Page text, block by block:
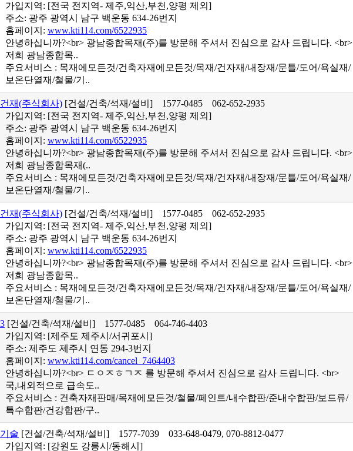
가입지역: [전국 전지역- 제주,익산,부천,양평 제외]
주소: 광주 광역시 남구 백운동 634-26번지
홈페이지: www.kti114.com/6522935
안녕하십니까?<br> 광남종합목재(주)를 방문해 주셔서 진심으로 감사 드립니다. <br>
저희 광남종합목..
주요서비스 : 목재에모든것/건축자재에모든것/목재/건자재/내장재/문틀/도어/욕실재/
보온단열재/철물/기..
재(주식회사) [건설/건축/석재/설비] 1577-0485
062-652-2935
가입지역: [전국 전지역- 제주,익산,부천,양평 제외]
주소: 광주 광역시 남구 백운동 634-26번지
홈페이지: www.kti114.com/6522935
안녕하십니까?<br> 광남종합목재(주)를 방문해 주셔서 진심으로 감사 드립니다. <br>
저희 광남종합목재(..
주요서비스 : 목재에모든것/건축자재에모든것/목재/건자재/내장재/문틀/도어/욕실재/
보온단열재/철물/기..
재(주식회사) [건설/건축/석재/설비] 1577-0485
062-652-2935
가입지역: [전국 전지역- 제주,익산,부천,양평 제외]
주소: 광주 광역시 남구 백운동 634-26번지
홈페이지: www.kti114.com/6522935
안녕하십니까?<br> 광남종합목재(주)를 방문해 주셔서 진심으로 감사 드립니다. <br>
저희 광남종합목..
주요서비스 : 목재에모든것/건축자재에모든것/목재/건자재/내장재/문틀/도어/욕실재/
보온단열재/철물/기..
[건설/건축/석재/설비] 1577-0485
064-746-4403
가입지역: [제주도 제주시/서귀포시]
주소: 제주도 제주시 연동 294-3번지
홈페이지: www.kti114.com/cancel_7464403
안녕하십니까?<br> ㄷㅇㅈㅎㄱㅈ 를 방문해 주셔서 진심으로 감사 드립니다. <br>
국,내외적으로 급속도..
주요서비스 : 건축자재판매/목재에모든것/철물/페인트/내수합판/준내수합판/보드류/
특수합판/건강합판/구..
술 [건설/건축/석재/설비] 1577-7039
033-648-0479, 070-8812-0477
가입지역: [강원도 강릉시/동해시]